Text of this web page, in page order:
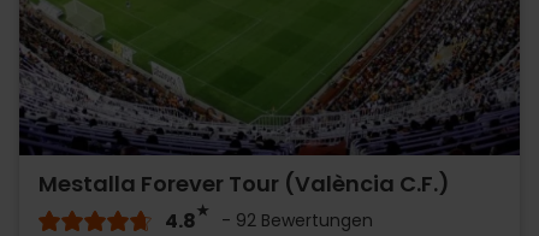
Mestalla Forever Tour (València C.F.)
4.8 - 92 Bewertungen